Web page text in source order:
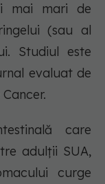
mai mari de
(sau al
Studiul este
evaluat de
care
adulții SUA,
curge